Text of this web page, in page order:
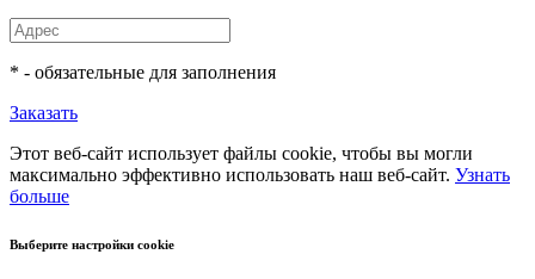
* - обязательные для заполнения
Заказать
Этот веб-сайт использует файлы cookie, чтобы вы могли
максимально эффективно использовать наш веб-сайт. Узнать
больше
Выберите настройки cookie